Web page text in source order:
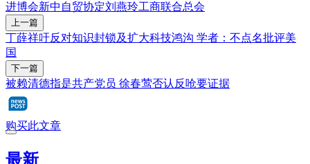
进博会新中自贸协定刘燕玲工商联合总会
上一篇
丁薛祥吁反对知识封锁及扩大科技鸿沟 学者：不点名批评美
国
下一篇
被赖清德指是共产党员 徐春莺否认反呛要证据
购买此文章
最新